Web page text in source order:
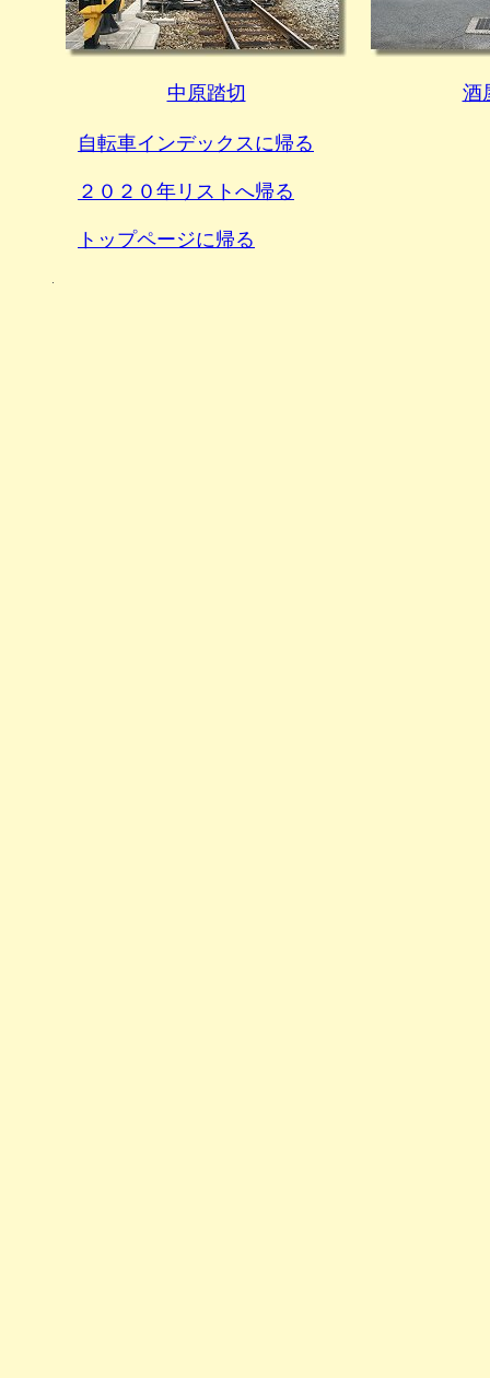
中原踏切 酒
自転車インデックスに帰る
２０２０年リストへ帰る
トップページに帰る